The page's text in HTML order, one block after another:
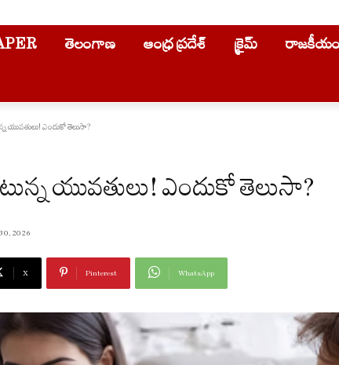
తెలంగాణ ఆంధ్ర ప్రదేశ్ క్రైమ్ రాజకీయం
యువతులు! ఎందుకో తెలుసా?
యువతులు! ఎందుకో తెలుసా?
2026
X Pinterest WhatsApp